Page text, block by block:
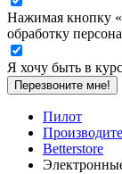
Нажимая кнопку
обработку
Я хочу быть в
Перезвоните мне!
Пилот
Betterstore